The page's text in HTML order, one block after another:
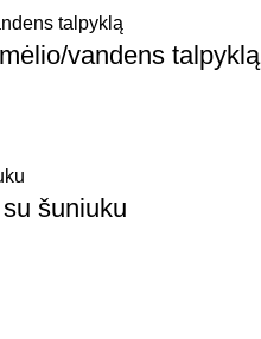
vandens talpyklą
šuniuku